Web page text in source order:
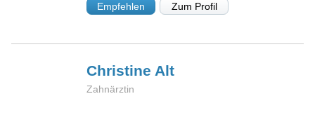
Empfehlen Zum Profil
Christine Alt
Zahnärztin